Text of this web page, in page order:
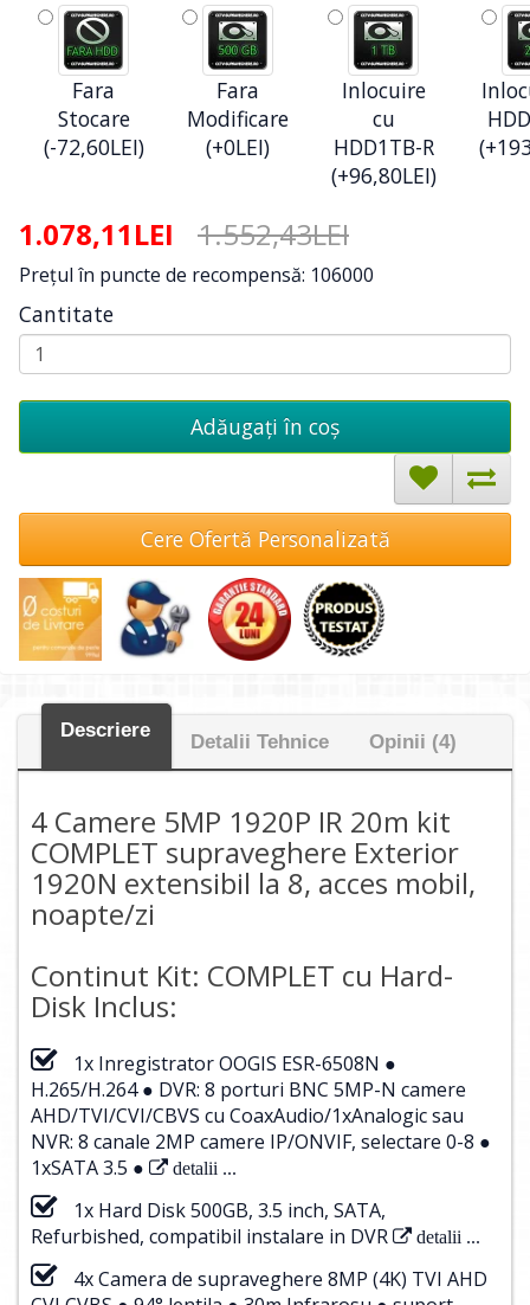
Fara
Stocare
(-72,60LEI)
Fara
Modificare
(+0LEI)
Inlocuire
cu
HDD1TB-R
(+96,80LEI)
1.078,11LEI 1.552,43LEI
Preţul în puncte de recompensă: 106000
Cantitate
Adăugați în coş
Cere Ofertă Personalizată
Descriere
Detalii Tehnice Opinii (4)
4 Camere 5MP 1920P IR 20m kit
COMPLET supraveghere Exterior
1920N extensibil la 8, acces mobil,
noapte/zi
Continut Kit: COMPLET cu Hard-
Disk Inclus:
1x Inregistrator OOGIS ESR-6508N ●
H.265/H.264 ● DVR: 8 porturi BNC 5MP-N camere
AHD/TVI/CVI/CBVS cu CoaxAudio/1xAnalogic sau
NVR: 8 canale 2MP camere IP/ONVIF, selectare 0-8 ●
1xSATA 3.5 ●
detalii ...
1x Hard Disk 500GB, 3.5 inch, SATA,
Refurbished, compatibil instalare in DVR
detalii ...
4x Camera de supraveghere 8MP (4K) TVI AHD